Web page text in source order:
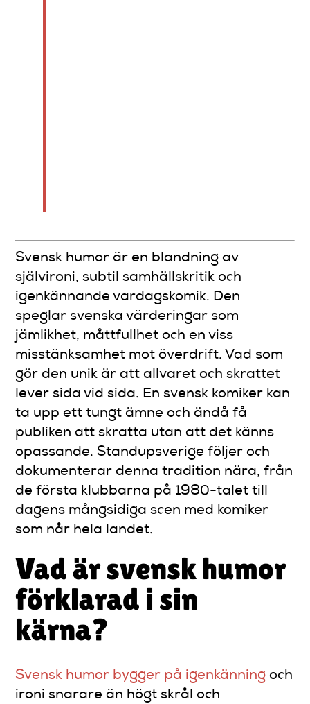
Svensk humor är en blandning av
självironi, subtil samhällskritik och
igenkännande vardagskomik. Den
speglar svenska värderingar som
jämlikhet, måttfullhet och en viss
misstänksamhet mot överdrift. Vad som
gör den unik är att allvaret och skrattet
lever sida vid sida. En svensk komiker kan
ta upp ett tungt ämne och ändå få
publiken att skratta utan att det känns
opassande. Standupsverige följer och
dokumenterar denna tradition nära, från
de första klubbarna på 1980-talet till
dagens mångsidiga scen med komiker
som når hela landet.
Vad är svensk humor
förklarad i sin
kärna?
Svensk humor bygger på igenkänning och
ironi snarare än högt skrål och